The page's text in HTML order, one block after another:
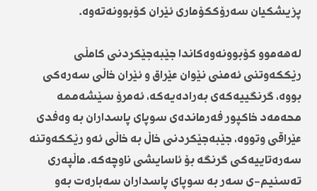
پزیشکیان سەرۆککۆماری ئێران کۆبوونەتەوە.
لەهەموو کۆبوونەوەکاندا جێبەجێکردنی کامڵی
رێککەوتنی ئەمنی نێوان عێراق و ئێران خاڵی سەرەکی
بووە، گرنگییەکەی بەرادەیەکە، ئەمرۆ سێشەممە
محەمەد خاکپور فەرماندەی سوپای پاسداران بە وەفدی
عێراقی وتووە، جێبەجێکردنی خاڵ بە خاڵی ئەو رێککەوتنە
سەرەتاییەکی گرنگە بۆ ئاسایشی ناوچەکە. ماڵپەری
تەسنیم-ی سەر بە سوپای پاسداران سەبارەت بەو